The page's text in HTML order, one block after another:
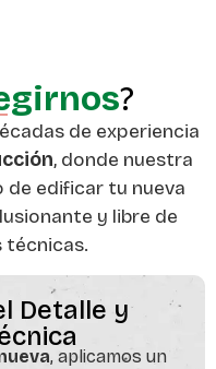
?
de experiencia
, donde nuestra
de edificar tu nueva
y libre de
técnicas.
Detalle y
, aplicamos un